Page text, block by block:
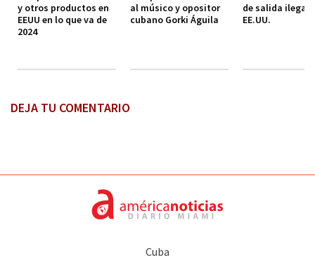
y otros productos en
EEUU en lo que va de
2024
al músico y opositor
cubano Gorki Águila
de salida ilegal
EE.UU.
DEJA TU COMENTARIO
Cuba